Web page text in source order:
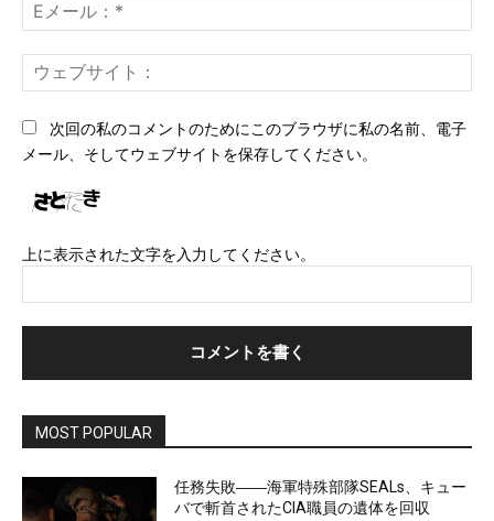
メ
ー
*ェ
次回の私のコメントのためにこのブラウザに私の名前、電子
メール、そしてウェブサイトを保存してください。
上に表示された文字を入力してください。
MOST POPULAR
任務失敗――海軍特殊部隊SEALs、キュー
バで斬首されたCIA職員の遺体を回収